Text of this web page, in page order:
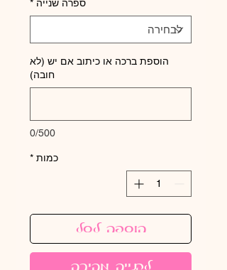
ספרה שנייה *
הוספת ברכה או כיתוב אם יש (לא
חובה)
0/500
כמות *
הוספה לסל
לקנייה מהירה